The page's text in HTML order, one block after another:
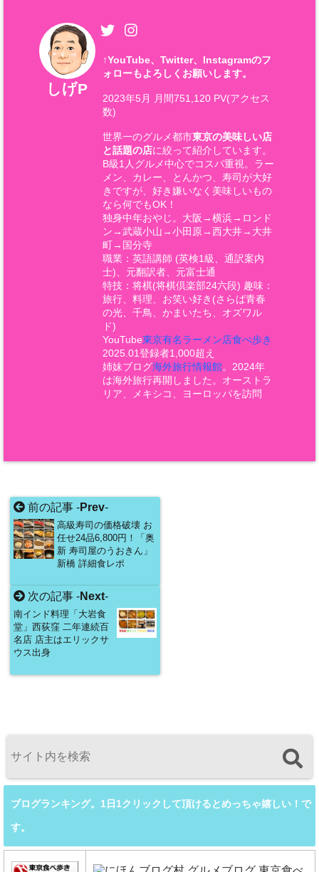
しげP
↑YouTube、Twitter、Instagramのフ
ォローもよろしくお願いします。
2023年5月 月間751,120 PV(アクセス
数)
世界一のグルメ都市東京の美味しい店
と話題の店に絞って紹介しています。
B級1人グルメ中心でコスパ重視。ラー
メン、カレー、とんかつ、寿司が大好
きですが、好き嫌いなく美味しいもの
なら何でもOK！
独身中年おやじ。大阪→横浜→ロンド
ン→武蔵小山→小田原→西大井→大井
町→国分寺
職業：英語講師 (英検1級、通訳案内
士)、元翻訳者、元富士通
特技：将棋(将棋倶楽部24六段) 趣味：
旅行、料理、お笑い好き(さらば青春
の光、千鳥、かまいたち、オズワル
ド)
YouTube東京有名ラーメン店食べ歩き
2025.01登録者1,000超え
姉妹ブログ海外旅行情報館。2024年
は海外旅行再開しました。オーストラ
リア、メキシコ、ヨーロッパを訪問
前の記事 -Prev-
高級寿司の価格破壊 お
任せ24品6,800円！「奥
新 寿司屋のうおきん」
新橋 詳細食レポ
次の記事 -Next-
南インド料理「大岩食
堂」西荻窪 二年連続百
名店 店主はエリックサ
ウス出身
ブログランキング。1日1クリックして頂けるとめっちゃ嬉しい！で
す。